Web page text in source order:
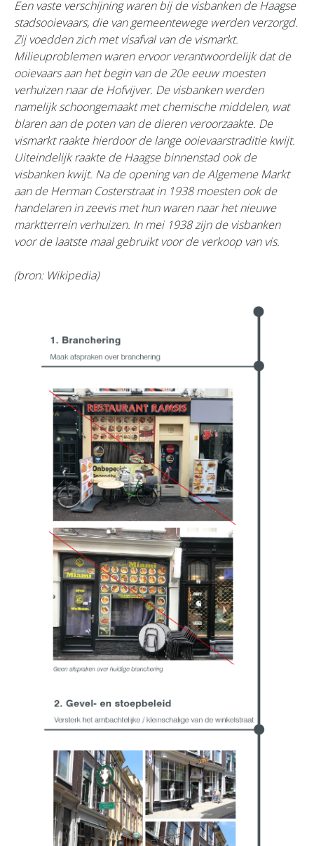
Een vaste verschijning waren bij de visbanken de Haagse
stadsooievaars, die van gemeentewege werden verzorgd.
Zij voedden zich met visafval van de vismarkt.
Milieuproblemen waren ervoor verantwoordelijk dat de
ooievaars aan het begin van de 20e eeuw moesten
verhuizen naar de Hofvijver. De visbanken werden
namelijk schoongemaakt met chemische middelen, wat
blaren aan de poten van de dieren veroorzaakte. De
vismarkt raakte hierdoor de lange ooievaarstraditie kwijt.
Uiteindelijk raakte de Haagse binnenstad ook de
visbanken kwijt. Na de opening van de Algemene Markt
aan de Herman Costerstraat in 1938 moesten ook de
handelaren in zeevis met hun waren naar het nieuwe
marktterrein verhuizen. In mei 1938 zijn de visbanken
voor de laatste maal gebruikt voor de verkoop van vis.
(bron: Wikipedia)